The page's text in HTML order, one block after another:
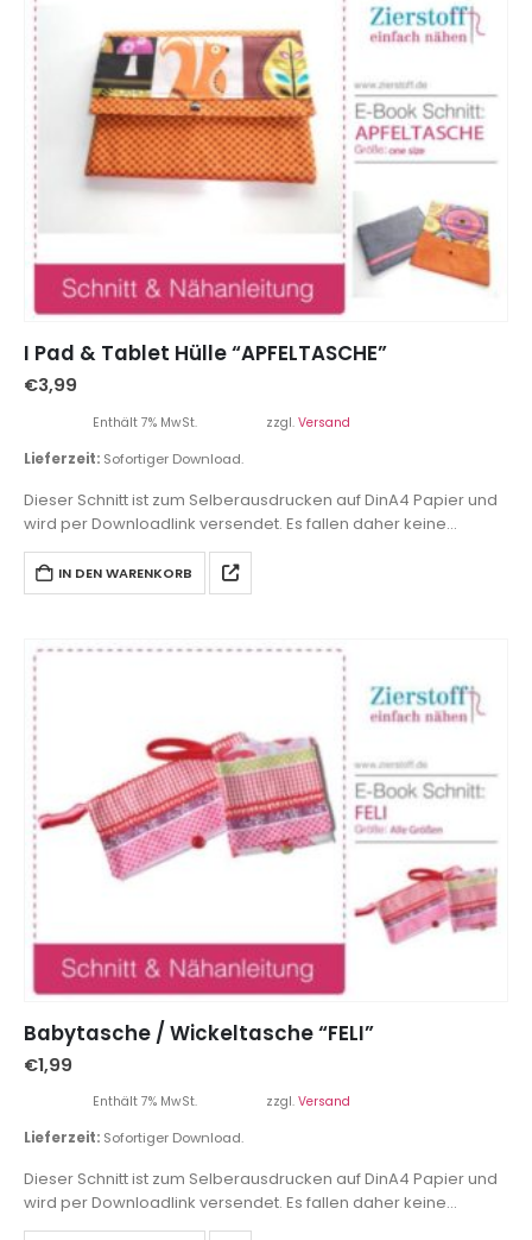
I Pad & Tablet Hülle “APFELTASCHE”
€3,99
Enthält 7% MwSt. zzgl. Versand
Lieferzeit: Sofortiger Download.
Dieser Schnitt ist zum Selberausdrucken auf DinA4 Papier und
wird per Downloadlink versendet. Es fallen daher keine
Versandkosten an.
IN DEN WARENKORB
Babytasche / Wickeltasche “FELI”
€1,99
Enthält 7% MwSt. zzgl. Versand
Lieferzeit: Sofortiger Download.
Dieser Schnitt ist zum Selberausdrucken auf DinA4 Papier und
wird per Downloadlink versendet. Es fallen daher keine
Versandkosten an.